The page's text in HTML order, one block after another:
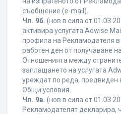
съобщение (e-mail).
Чл. 9б. (нов в сила от
активира услугата Adwise
профила на Рекламодателя в
работен ден от получаване
Отношенията между
заплащането на услугата
уреждат по реда, предвиден
Общи условия.
Чл. 9в. (нов в сила от
Рекламодателят декларира,